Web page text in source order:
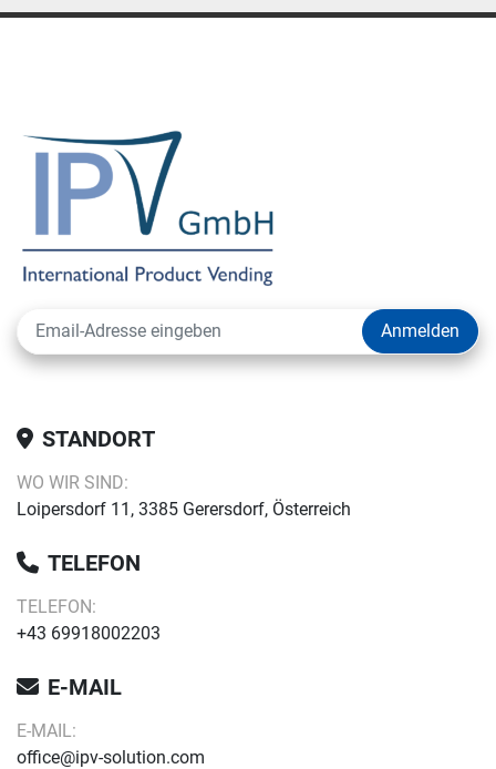
Anmelden
STANDORT
WO WIR SIND:
Loipersdorf 11, 3385 Gerersdorf, Österreich
TELEFON
TELEFON:
+43 69918002203
E-MAIL
E-MAIL:
office@ipv-solution.com